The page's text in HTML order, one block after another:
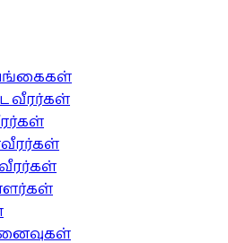
வீரர்கள்